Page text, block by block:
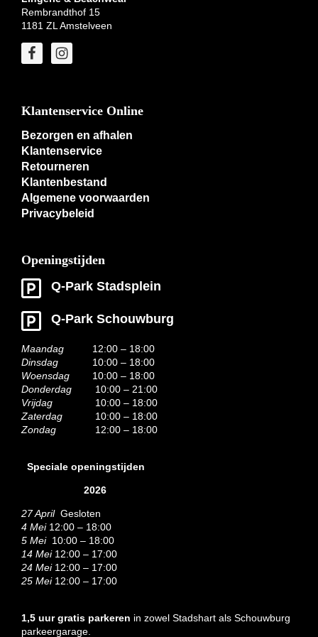
Rembrandthof 15
1181 ZL Amstelveen
Klantenservice Online
Bezorgen en afhalen
Klantenservice
Retourneren
Klantenbestand
Algemene voorwaarden
Privacybeleid
Openingstijden
Q-Park Stadsplein
Q-Park Schouwburg
Maandag
12:00 – 18:00
Dinsdag
10:00 – 18:00
Woensdag
10:00 – 18:00
Donderdag
10:00 – 21:00
Vrijdag
10:00 – 18:00
Zaterdag
10:00 – 18:00
Zondag
12:00 – 18:00
Speciale openingstijden
2026
27 AprilGesloten
4 Mei12:00 – 18:00
5 Mei10:00 – 18:00
14 Mei12:00 – 17:00
24 Mei12:00 – 17:00
25 Mei 12:00 – 17:00
1,5 uur gratis parkeren in zowel Stadshart als Schouwburg
parkeergarage.